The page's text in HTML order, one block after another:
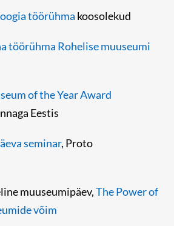
töörühma koosolekud
töörühma Rohelise muuseumi
of the Year Award
Eestis
seminar, Proto
muuseumipäev,The Power of
võim